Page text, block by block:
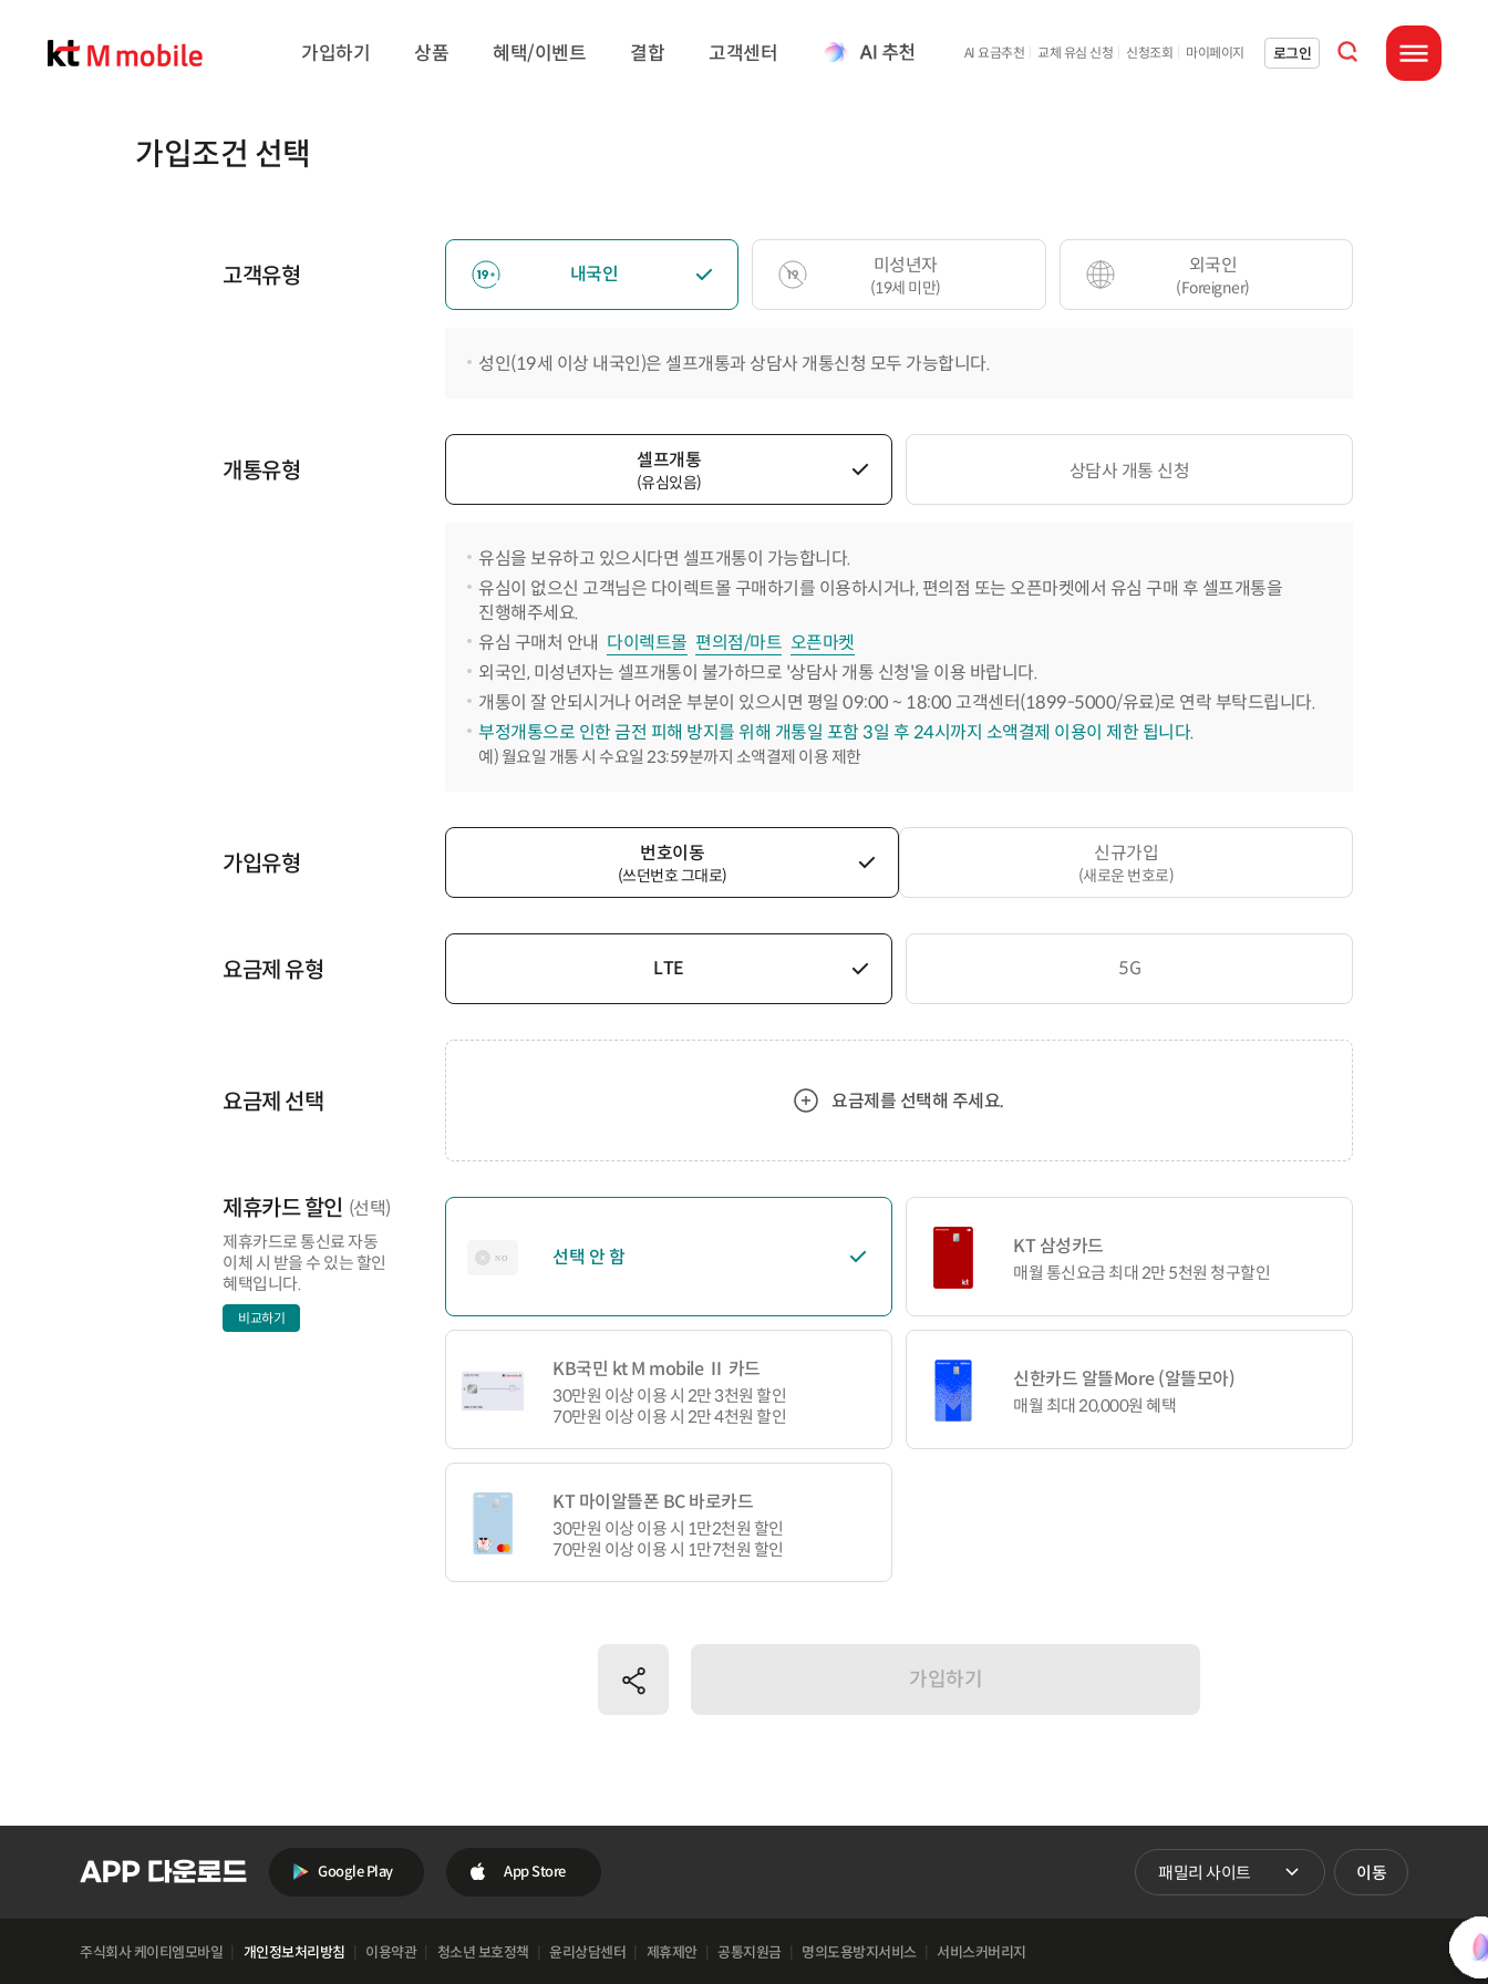
가입하기 상품 혜택/이벤트 결합 고객센터 AI 요금추천 교체 유심 신청 신청조회 마이페이지 로그인
통합검색 열기
전체메뉴 열기
가입조건 선택
고객유형 내국인 미성년자
(19세 미만)
외국인
(Foreigner)
성인(19세 이상 내국인)은 셀프개통과 상담사 개통신청 모두 가능합니다.
개통유형 셀프개통
(유심있음) 상담사 개통 신청
유심을 보유하고 있으시다면 셀프개통이 가능합니다.
유심이 없으신 고객님은 다이렉트몰 구매하기를 이용하시거나, 편의점 또는 오픈마켓에서 유심 구매 후 셀프개통을
진행해주세요.
유심 구매처 안내 다이렉트몰 편의점/마트 오픈마켓
외국인, 미성년자는 셀프개통이 불가하므로 '상담사 개통 신청'을 이용 바랍니다.
개통이 잘 안되시거나 어려운 부분이 있으시면 평일 09:00 ~ 18:00 고객센터(1899-5000/유료)로 연락 부탁드립니다.
부정개통으로 인한 금전 피해 방지를 위해 개통일 포함 3일 후 24시까지 소액결제 이용이 제한 됩니다.
예) 월요일 개통 시 수요일 23:59분까지 소액결제 이용 제한
가입유형 번호이동
(쓰던번호 그대로)
신규가입
(새로운 번호로)
요금제 유형 LTE 5G
요금제 선택 요금제를 선택해 주세요.
제휴카드 할인 (선택)
제휴카드로 통신료 자동
이체 시 받을 수 있는 할인
혜택입니다.
비교하기
선택 안 함 KT 삼성카드
매월 통신요금 최대 2만 5천원 청구할인
KB국민 kt M mobile Ⅱ 카드
30만원 이상 이용 시 2만 3천원 할인
70만원 이상 이용 시 2만 4천원 할인
신한카드 알뜰More (알뜰모아)
매월 최대 20,000원 혜택
KT 마이알뜰폰 BC 바로카드
30만원 이상 이용 시 1만2천원 할인
70만원 이상 이용 시 1만7천원 할인
공유하기 가입하기
Google Play App Store 패밀리 사이트 바로가기
이동
주식회사 케이티엠모바일 개인정보처리방침 이용약관 청소년 보호정책 윤리상담센터 제휴제안 공통지원금 명의도용방지서비스 서비스커버리지